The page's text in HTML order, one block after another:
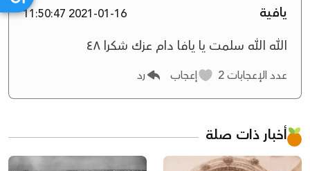
يافية 2021-01-16 11:50:47
الله الله سلمت يا يافا دام عزك شكرا ٤٨
عدد الإعجابات إعجاب رد
أخبار ذات صلة